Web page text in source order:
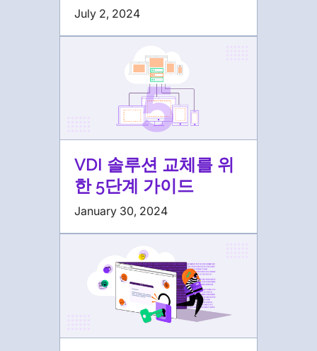
July 2, 2024
VDI 솔루션 교체를 위
한 5단계 가이드
January 30, 2024